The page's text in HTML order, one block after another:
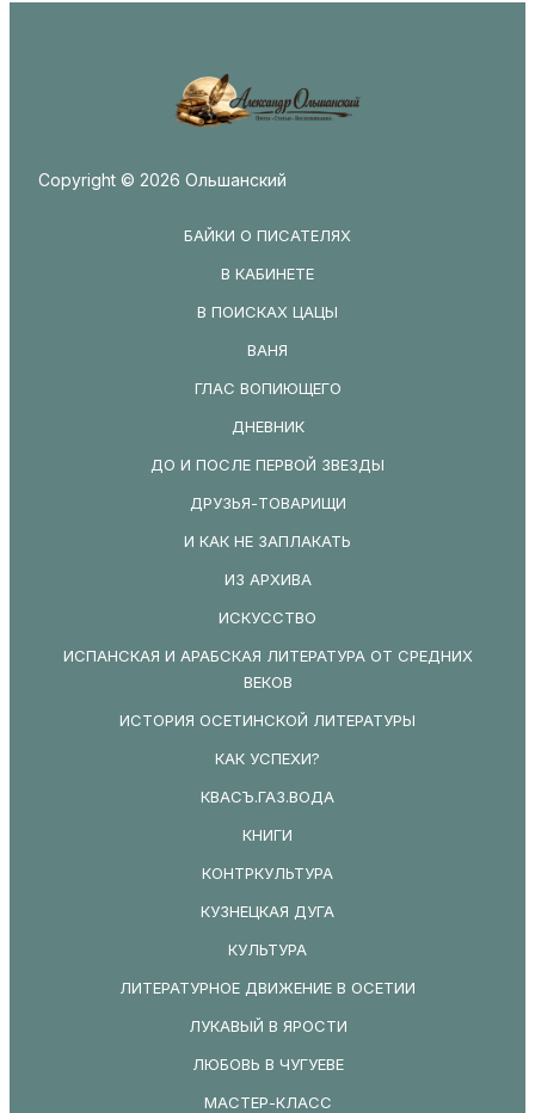
Copyright © 2026 Ольшанский
БАЙКИ О ПИСАТЕЛЯХ
В КАБИНЕТЕ
В ПОИСКАХ ЦАЦЫ
ВАНЯ
ГЛАС ВОПИЮЩЕГО
ДНЕВНИК
ДО И ПОСЛЕ ПЕРВОЙ ЗВЕЗДЫ
ДРУЗЬЯ-ТОВАРИЩИ
И КАК НЕ ЗАПЛАКАТЬ
ИЗ АРХИВА
ИСКУССТВО
ИСПАНСКАЯ И АРАБСКАЯ ЛИТЕРАТУРА ОТ СРЕДНИХ
ВЕКОВ
ИСТОРИЯ ОСЕТИНСКОЙ ЛИТЕРАТУРЫ
КАК УСПЕХИ?
КВАСЪ.ГАЗ.ВОДА
КНИГИ
КОНТРКУЛЬТУРА
КУЗНЕЦКАЯ ДУГА
КУЛЬТУРА
ЛИТЕРАТУРНОЕ ДВИЖЕНИЕ В ОСЕТИИ
ЛУКАВЫЙ В ЯРОСТИ
ЛЮБОВЬ В ЧУГУЕВЕ
МАСТЕР-КЛАСС